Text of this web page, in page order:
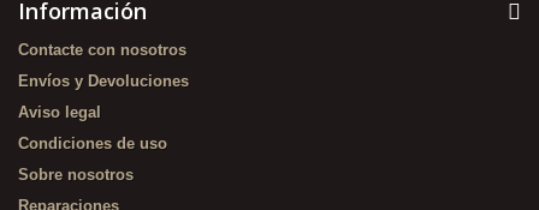
Información
Contacte con nosotros
Envíos y Devoluciones
Aviso legal
Condiciones de uso
Sobre nosotros
Reparaciones